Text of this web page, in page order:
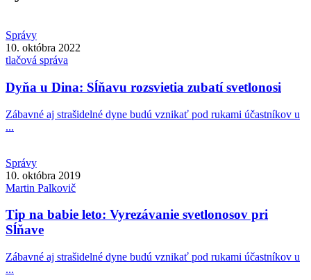
Správy
10. októbra 2022
tlačová správa
Dyňa u Dina: Sĺňavu rozsvietia zubatí svetlonosi
Zábavné aj strašidelné dyne budú vznikať pod rukami účastníkov u
...
Správy
10. októbra 2019
Martin Palkovič
Tip na babie leto: Vyrezávanie svetlonosov pri
Sĺňave
Zábavné aj strašidelné dyne budú vznikať pod rukami účastníkov u
...